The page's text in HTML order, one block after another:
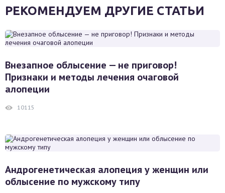
РЕКОМЕНДУЕМ ДРУГИЕ СТАТЬИ
Внезапное облысение — не приговор!
Признаки и методы лечения очаговой
алопеции
10115
Андрогенетическая алопеция у женщин или
облысение по мужскому типу